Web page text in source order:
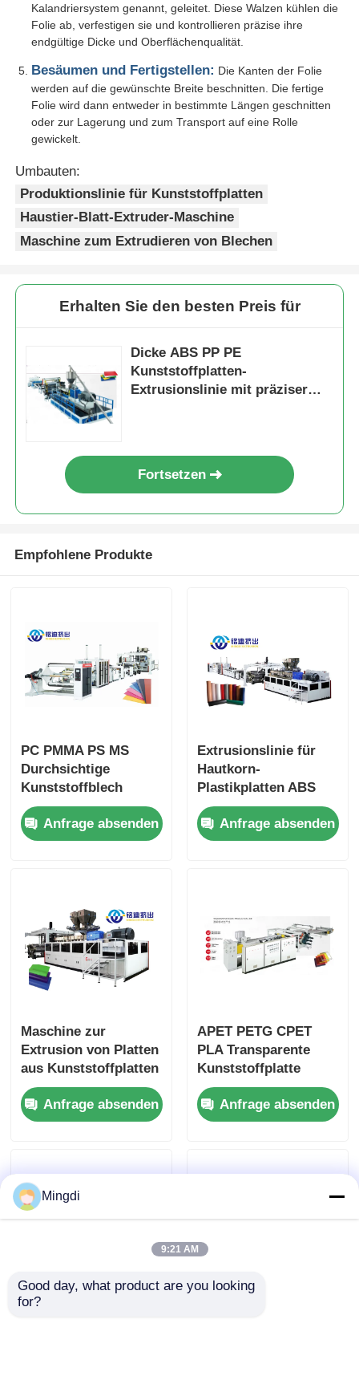
Kalandriersystem genannt, geleitet. Diese Walzen kühlen die
Folie ab, verfestigen sie und kontrollieren präzise ihre
endgültige Dicke und Oberflächenqualität.
Besäumen und Fertigstellen: Die Kanten der Folie
werden auf die gewünschte Breite beschnitten. Die fertige
Folie wird dann entweder in bestimmte Längen geschnitten
oder zur Lagerung und zum Transport auf eine Rolle
gewickelt.
Umbauten:
Produktionslinie für Kunststoffplatten
Haustier-Blatt-Extruder-Maschine
Maschine zum Extrudieren von Blechen
Erhalten Sie den besten Preis für
Dicke ABS PP PE
Kunststoffplatten-
Extrusionslinie mit präziser
Fortsetzen
Empfohlene Produkte
PC PMMA PS MS
Durchsichtige
Kunststoffblech
Extrusionslinie
Energieeinsparende
Blechextrudermaschine
Anfrage absenden
Extrusionslinie für
Hautkorn-
Plastikplatten ABS
TPO EVA-Blatt-
Extrudermaschine
Anfrage absenden
Maschine zur
Extrusion von Platten
aus Kunststoffplatten
mit mehrfacher
Zufuhrdicke 550-800
kg/h
Anfrage absenden
APET PETG CPET
PLA Transparente
Kunststoffplatte
Extrusionslinie
Mehrfunktions 750
kg/h 500 kg/h
Anfrage absenden
Mingdi
9:21 AM
Good day, what product are you looking
for?